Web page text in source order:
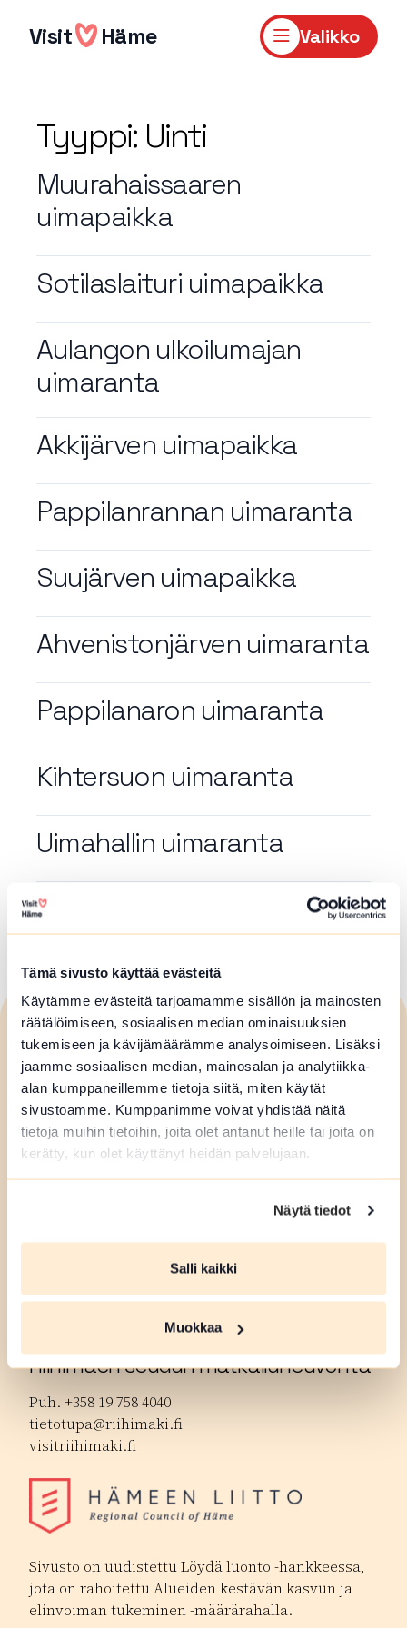
Tämä sivusto käyttää evästeitä
Käytämme evästeitä tarjoamamme sisällön ja mainosten
räätälöimiseen, sosiaalisen median ominaisuuksien
tukemiseen ja kävijämäärämme analysoimiseen. Lisäksi
jaamme sosiaalisen median, mainosalan ja analytiikka-
alan kumppaneillemme tietoja siitä, miten käytät
sivustoamme. Kumppanimme voivat yhdistää näitä
tietoja muihin tietoihin, joita olet antanut heille tai joita on
kerätty, kun olet käyttänyt heidän palvelujaan.
Näytä tiedot
Salli kaikki
Muokkaa
sisältöön
Visit Häme Valikko
Tyyppi: Uinti
Muurahaissaaren
uimapaikka
Sotilaslaituri uimapaikka
Aulangon ulkoilumajan
uimaranta
Akkijärven uimapaikka
Pappilanrannan uimaranta
Suujärven uimapaikka
Ahvenistonjärven uimaranta
Pappilanaron uimaranta
Kihtersuon uimaranta
Uimahallin uimaranta
Artikkelien
sivutus
Visit Häme
Forssan seudun matkailuneuvonta
Puh. +358 50 596 5161
Hämeenlinnan matkailuneuvonta
tourist.info@hameenlinna.fi
Riihimäen seudun matkailuneuvonta
Puh. +358 19 758 4040
tietotupa@riihimaki.fi
visitriihimaki.fi
Sivusto on uudistettu Löydä luonto -hankkeessa,
jota on rahoitettu Alueiden kestävän kasvun ja
elinvoiman tukeminen -määrärahalla.